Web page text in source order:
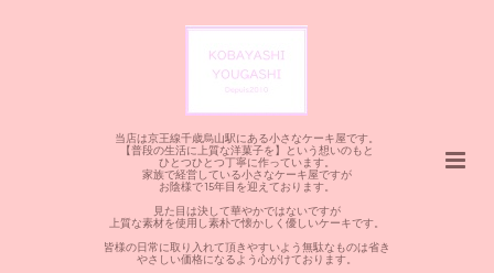
当店は京王線千歳烏山駅にある小さなケーキ屋です。
【普段の生活に上質な洋菓子を】という想いのもと
ひとつひとつ丁寧に作っています。
家族で経営している小さなケーキ屋ですが
お陰様で15年目を迎えております。
見た目は決して華やかではないですが
上質な素材を使用し素朴で懐かしく優しいケーキです。
皆様の日常に取り入れて頂きやすいよう無駄なものは省き
やさしい価格になるよう心がけております。